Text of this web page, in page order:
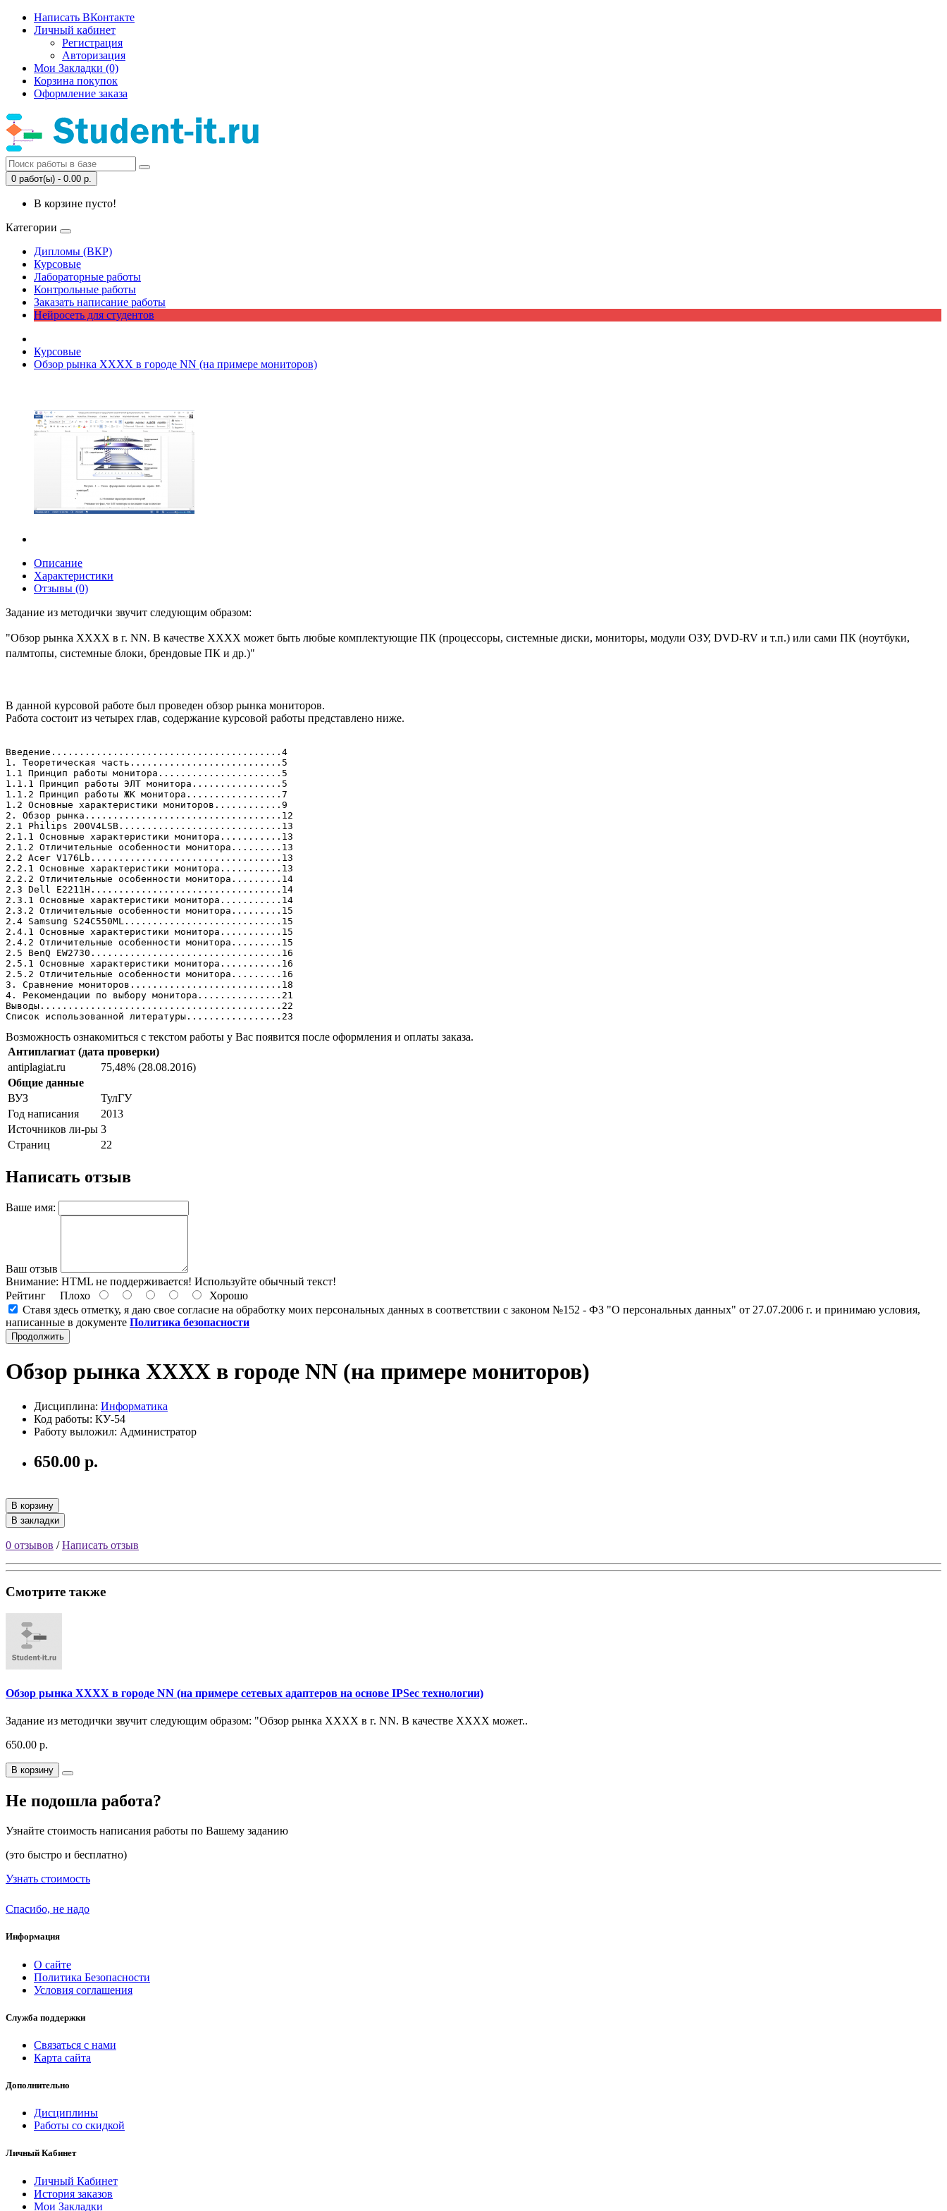
Написать ВКонтакте
Личный кабинет
Регистрация
Авторизация
Мои Закладки (0)
Корзина покупок
Оформление заказа
0 работ(ы) - 0.00 р.
В корзине пусто!
Категории
Дипломы (ВКР)
Курсовые
Лабораторные работы
Контрольные работы
Заказать написание работы
Нейросеть для студентов
Курсовые
Обзор рынка ХХХХ в городе NN (на примере мониторов)
Описание
Характеристики
Отзывы (0)
Задание из методички звучит следующим образом:
"Обзор рынка ХХХХ в г. NN. В качестве ХХХХ может быть любые комплектующие ПК (процессоры, системные диски, мониторы, модули ОЗУ, DVD-RV и т.п.) или сами ПК (ноутбуки,
палмтопы, системные блоки, брендовые ПК и др.)"
В данной курсовой работе был проведен обзор рынка мониторов.
Работа состоит из четырех глав, содержание курсовой работы представлено ниже.
Введение.........................................4
1. Теоретическая часть...........................5
1.1 Принцип работы монитора......................5
1.1.1 Принцип работы ЭЛТ монитора................5
1.1.2 Принцип работы ЖК монитора.................7
1.2 Основные характеристики мониторов............9
2. Обзор рынка...................................12
2.1 Philips 200V4LSB.............................13
2.1.1 Основные характеристики монитора...........13
2.1.2 Отличительные особенности монитора.........13
2.2 Acer V176Lb..................................13
2.2.1 Основные характеристики монитора...........13
2.2.2 Отличительные особенности монитора.........14
2.3 Dell E2211H..................................14
2.3.1 Основные характеристики монитора...........14
2.3.2 Отличительные особенности монитора.........15
2.4 Samsung S24C550ML............................15
2.4.1 Основные характеристики монитора...........15
2.4.2 Отличительные особенности монитора.........15
2.5 BenQ EW2730..................................16
2.5.1 Основные характеристики монитора...........16
2.5.2 Отличительные особенности монитора.........16
3. Сравнение мониторов...........................18
4. Рекомендации по выбору монитора...............21
Выводы...........................................22
Список использованной литературы.................23
Возможность ознакомиться с текстом работы у Вас появится после оформления и оплаты заказа.
Антиплагиат (дата проверки)
antiplagiat.ru
75,48% (28.08.2016)
Общие данные
ВУЗ
ТулГУ
Год написания
2013
Источников ли-ры 3
Страниц
22
Написать отзыв
Ваше имя:
Ваш отзыв
Внимание: HTML не поддерживается! Используйте обычный текст!
Рейтинг Плохо
Хорошо
Ставя здесь отметку, я даю свое согласие на обработку моих персональных данных в соответствии с законом №152 - ФЗ "О персональных данных" от 27.07.2006 г. и принимаю условия,
написанные в документе Политика безопасности
Продолжить
Обзор рынка ХХХХ в городе NN (на примере мониторов)
Дисциплина: Информатика
Код работы: КУ-54
Работу выложил: Администратор
650.00 р.
В корзину
В закладки
0 отзывов /Написать отзыв
Смотрите также
Обзор рынка ХХХХ в городе NN (на примере сетевых адаптеров на основе IPSec технологии)
Задание из методички звучит следующим образом: "Обзор рынка ХХХХ в г. NN. В качестве ХХХХ может..
650.00 р.
В корзину
Не подошла работа?
Узнайте стоимость написания работы по Вашему заданию
(это быстро и бесплатно)
Узнать стоимость
Спасибо, не надо
Информация
О сайте
Политика Безопасности
Условия соглашения
Служба поддержки
Связаться с нами
Карта сайта
Дополнительно
Дисциплины
Работы со скидкой
Личный Кабинет
Личный Кабинет
История заказов
Мои Закладки